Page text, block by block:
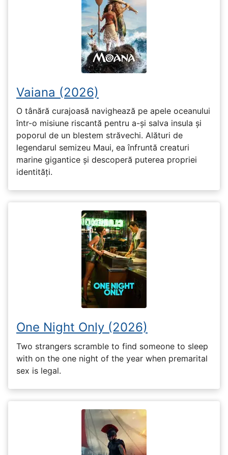
Vaiana (2026)
O tânără curajoasă navighează pe apele oceanului
într-o misiune riscantă pentru a-și salva insula și
poporul de un blestem străvechi. Alături de
legendarul semizeu Maui, ea înfruntă creaturi
marine gigantice și descoperă puterea propriei
identități.
One Night Only (2026)
Two strangers scramble to find someone to sleep
with on the one night of the year when premarital
sex is legal.